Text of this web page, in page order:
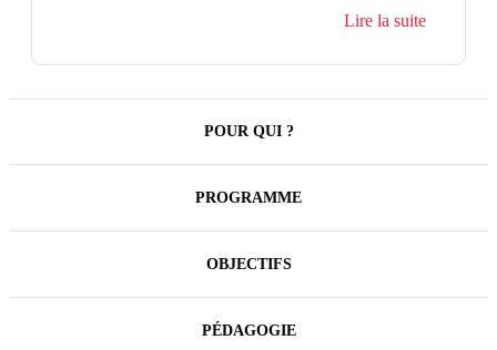
proposition d'organisation adaptée aux enjeux.
plus collaboratives qui favorisent l'initiative
Lire la suite
POUR QUI ?
PROGRAMME
OBJECTIFS
PÉDAGOGIE